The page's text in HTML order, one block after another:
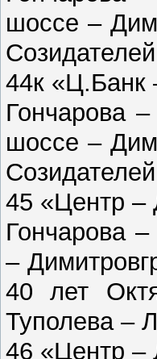
шоссе –
44к «Ц.Банк
Гончарова
шоссе –
45 «Центр –
Гончарова
–
40 лет
Туполева –
46 «Центр –